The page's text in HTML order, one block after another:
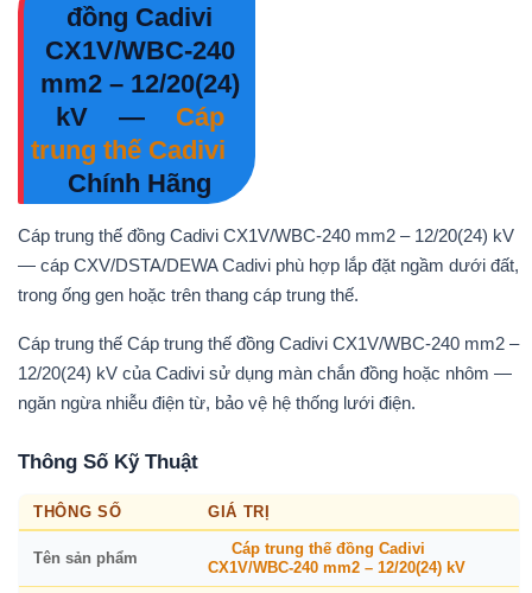
đồng Cadivi
CX1V/WBC-240
mm2 – 12/20(24)
kV
—
Cáp
trung thế Cadivi
Chính Hãng
Cáp trung thế đồng Cadivi CX1V/WBC-240 mm2 – 12/20(24) kV
— cáp CXV/DSTA/DEWA Cadivi phù hợp lắp đặt ngầm dưới đất,
trong ống gen hoặc trên thang cáp trung thế.
Cáp trung thế Cáp trung thế đồng Cadivi CX1V/WBC-240 mm2 –
12/20(24) kV của Cadivi sử dụng màn chắn đồng hoặc nhôm —
ngăn ngừa nhiễu điện từ, bảo vệ hệ thống lưới điện.
Thông Số Kỹ Thuật
THÔNG SỐ GIÁ TRỊ
Tên sản phẩm
Cáp trung thế đồng Cadivi
CX1V/WBC-240 mm2 – 12/20(24) kV